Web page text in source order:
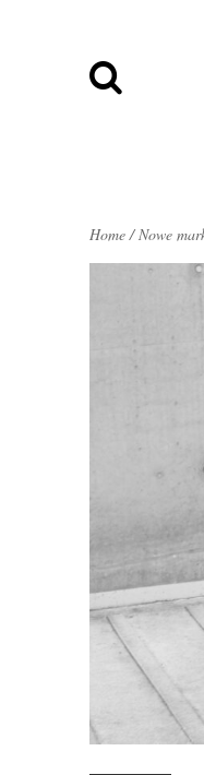
Home/ Nowe